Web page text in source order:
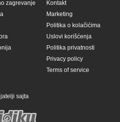
zagrevanje
Kontakt
Marketing
Politika o kolačićima
Uslovi korišćenja
Politika privatnosti
Privacy policy
Terms of service
sajta